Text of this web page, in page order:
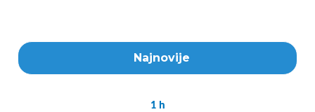
Najnovije
1 h